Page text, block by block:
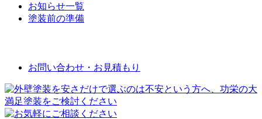
お知らせ一覧
塗装前の準備
お問い合わせ・お見積もり